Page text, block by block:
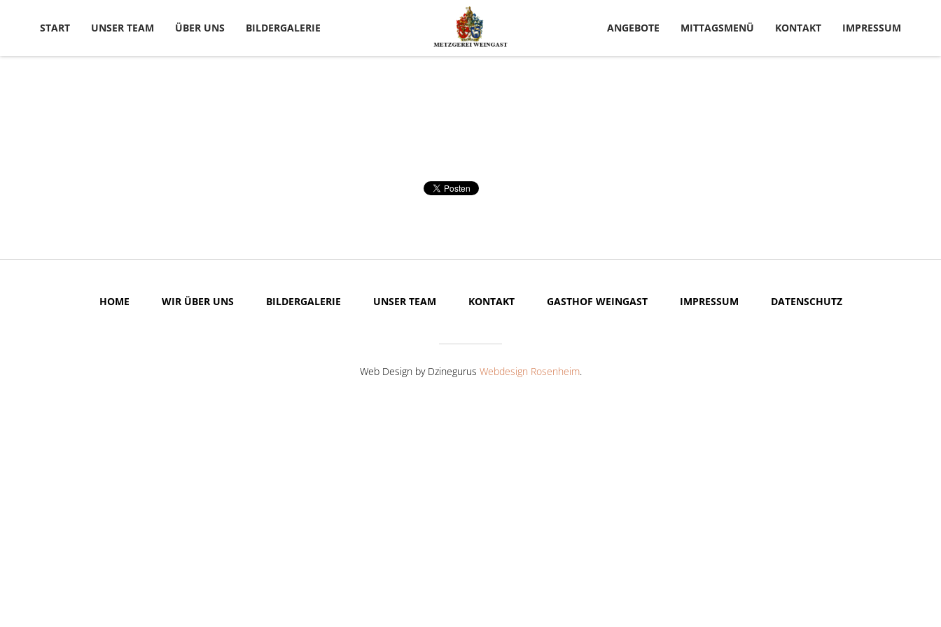
START UNSER TEAM ÜBER UNS BILDERGALERIE ANGEBOTE MITTAGSMENÜ KONTAKT IMPRESSUM
HOME WIR ÜBER UNS BILDERGALERIE UNSER TEAM KONTAKT GASTHOF WEINGAST IMPRESSUM DATENSCHUTZ
Web Design by Dzinegurus Webdesign Rosenheim.